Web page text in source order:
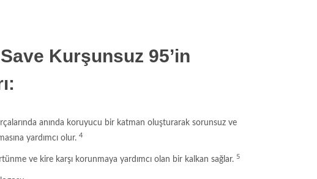
Kurşunsuz 95’in
anında koruyucu bir katman oluşturarak sorunsuz ve
yardımcı olur. 4
ve kire karşı korunmaya yardımcı olan bir kalkan sağlar. 5